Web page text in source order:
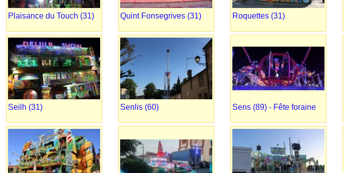
Plaisance du Touch (31) Quint Fonsegrives (31) Roquettes (31)
Seilh (31) Senlis (60) Sens (89) - Fête foraine